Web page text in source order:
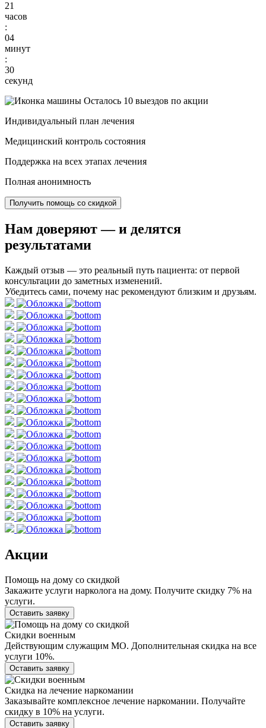
21
часов
:
04
минут
:
29
секунд
Осталось 10 выездов по акции
Индивидуальный план лечения
Медицинский контроль состояния
Поддержка на всех этапах лечения
Полная анонимность
Получить помощь со скидкой
Нам доверяют— и делятся
результатами
Каждый отзыв — это реальный путь пациента: от первой
консультации до заметных изменений.
Убедитесь сами, почему нас рекомендуют близким и друзьям.
Акции
Помощь на дому со скидкой
Закажите услуги нарколога на дому. Получите скидку 7% на
услуги.
Оставить заявку
Скидки военным
Действующим служащим МО. Дополнительная скидка на все
услуги 10%.
Оставить заявку
Скидка на лечение наркомании
Заказывайте комплексное лечение наркомании. Получайте
скидку в 10% на услуги.
Оставить заявку